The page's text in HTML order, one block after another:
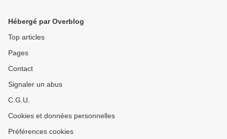
Hébergé par Overblog
Top articles
Pages
Contact
Signaler un abus
C.G.U.
Cookies et données personnelles
Préférences cookies